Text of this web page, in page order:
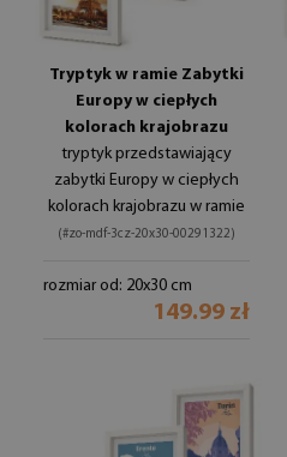
Tryptyk w ramie Zabytki
Europy w ciepłych
kolorach krajobrazu
tryptyk przedstawiający
zabytki Europy w ciepłych
kolorach krajobrazu w ramie
(#zo-mdf-3cz-20x30-00291322)
rozmiar od: 20x30 cm
149.99 zł